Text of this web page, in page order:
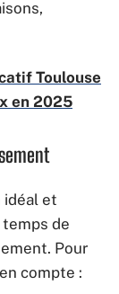
Toulouse
en 2025
idéal et
de
Pour
compte :